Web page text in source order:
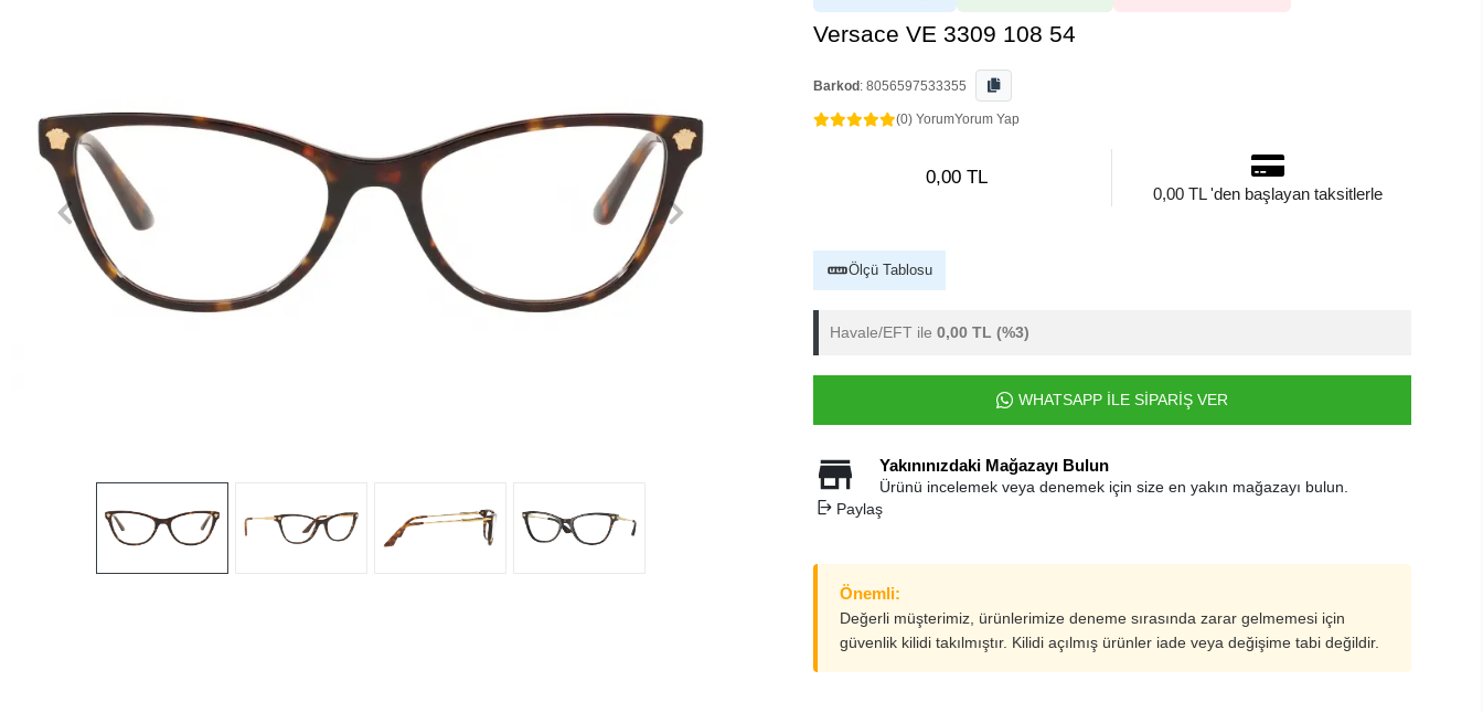
Versace VE 3309 108 54
Barkod : 8056597533355
(0) YorumYorum Yap
0,00 TL
0,00 TL 'den başlayan taksitlerle
Ölçü Tablosu
Havale/EFT ile 0,00 TL (%3)
WHATSAPP İLE SİPARİŞ VER
Yakınınızdaki Mağazayı Bulun
Ürünü incelemek veya denemek için size en yakın mağazayı bulun.
Paylaş
Önemli:
Değerli müşterimiz, ürünlerimize deneme sırasında zarar gelmemesi için
güvenlik kilidi takılmıştır. Kilidi açılmış ürünler iade veya değişime tabi değildir.